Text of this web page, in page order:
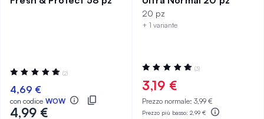
Valutazione:
100%
(2)
4,69 €
con codice WOW
4,99 €
20 pz
+ 1 variante
Valutazione:
100%
(3)
3,19 €
Prezzo normale: 3,99 €
Prezzo più basso: 2,99 €